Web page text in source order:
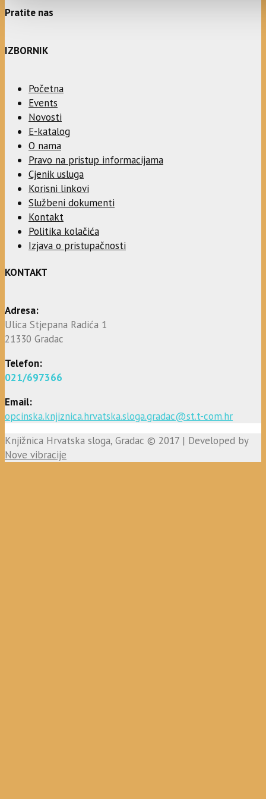
Pratite nas
IZBORNIK
Početna
Events
Novosti
E-katalog
O nama
Pravo na pristup informacijama
Cjenik usluga
Korisni linkovi
Službeni dokumenti
Kontakt
Politika kolačića
Izjava o pristupačnosti
KONTAKT
Adresa:
Ulica Stjepana Radića 1
21330 Gradac
Telefon:
021/697366
Email:
opcinska.knjiznica.hrvatska.sloga.gradac@st.t-com.hr
Knjižnica Hrvatska sloga, Gradac © 2017 | Developed by
Nove vibracije